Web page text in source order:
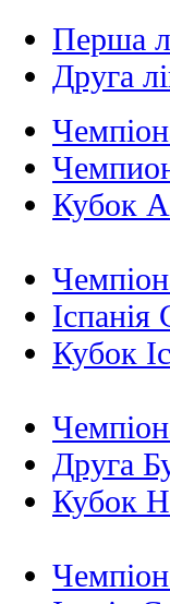
Перша
Друга
Кубок
Іспанія
Кубок
Друга
Кубок